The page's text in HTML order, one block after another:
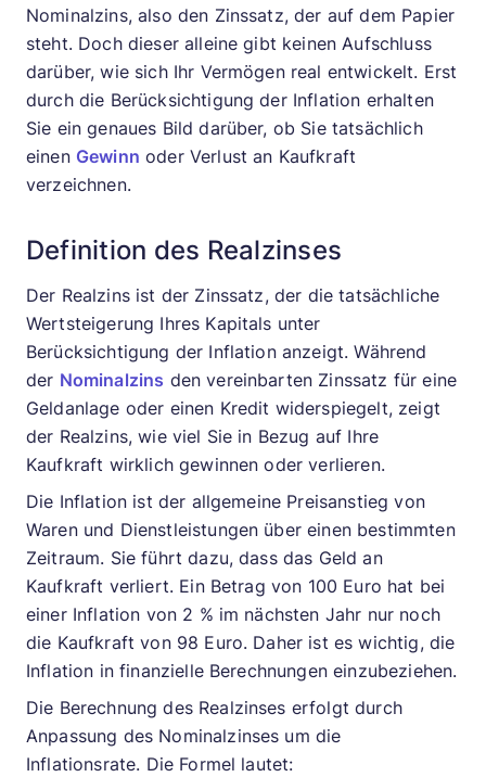
Nominalzins, also den Zinssatz, der auf dem Papier
steht. Doch dieser alleine gibt keinen Aufschluss
darüber, wie sich Ihr Vermögen real entwickelt. Erst
durch die Berücksichtigung der Inflation erhalten
Sie ein genaues Bild darüber, ob Sie tatsächlich
einen Gewinn oder Verlust an Kaufkraft
verzeichnen.
Definition des Realzinses
Der Realzins ist der Zinssatz, der die tatsächliche
Wertsteigerung Ihres Kapitals unter
Berücksichtigung der Inflation anzeigt. Während
der Nominalzins den vereinbarten Zinssatz für eine
Geldanlage oder einen Kredit widerspiegelt, zeigt
der Realzins, wie viel Sie in Bezug auf Ihre
Kaufkraft wirklich gewinnen oder verlieren.
Die Inflation ist der allgemeine Preisanstieg von
Waren und Dienstleistungen über einen bestimmten
Zeitraum. Sie führt dazu, dass das Geld an
Kaufkraft verliert. Ein Betrag von 100 Euro hat bei
einer Inflation von 2 % im nächsten Jahr nur noch
die Kaufkraft von 98 Euro. Daher ist es wichtig, die
Inflation in finanzielle Berechnungen einzubeziehen.
Die Berechnung des Realzinses erfolgt durch
Anpassung des Nominalzinses um die
Inflationsrate. Die Formel lautet: